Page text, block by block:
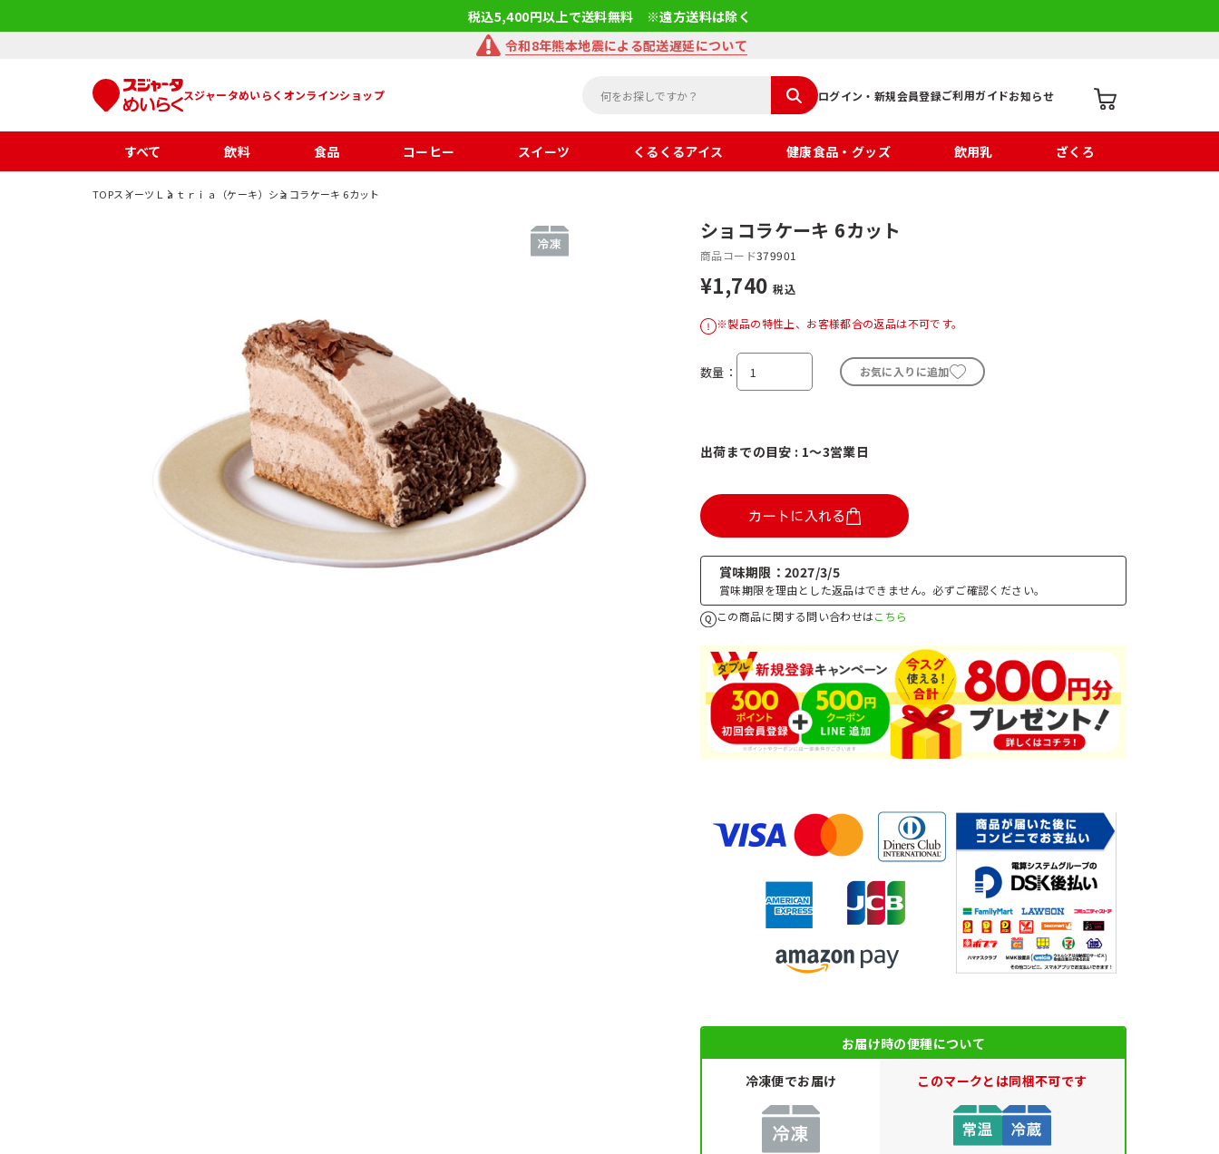
税込5,400円以上で送料無料 ※遠方送料は除く
令和8年熊本地震による配送遅延について
スジャータめいらくオンラインショップ ログイン・新規会員登録
すべて 飲料 食品 コーヒー スイーツ くるくるアイス 健康食品・グッズ 飲用乳 ざくろ
ご利用ガイドお知らせ
TOPスイーツ Ｌａｔｒｉａ（ケーキ） ショコラケーキ 6カット
ショコラケーキ 6カット
商品コード379901
¥1,740 税込
※製品の特性上、お客様都合の返品は不可です。
数量 お気に入りに追加
出荷までの目安 : 1～3営業日
カートに入れる
賞味期限 2027/3/5
賞味期限を理由とした返品はできません。必ずご確認ください。
この商品に関する問い合わせはこちら
お届け時の便種について
冷凍便でお届け このマークとは同梱不可です